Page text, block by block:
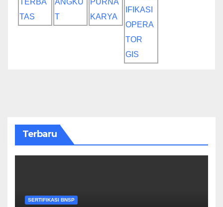
Terbaru
SERTIFIKASI BNSP